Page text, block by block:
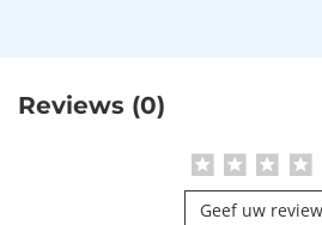
Reviews (0)
Geef uw review